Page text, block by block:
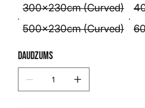
300x230cm (Curved)
500x230cm (Curved)
Daudzums